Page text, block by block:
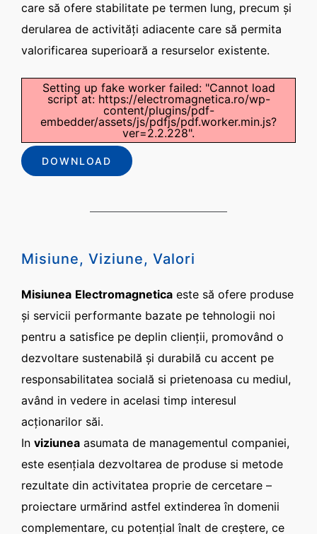
care să ofere stabilitate pe termen lung, precum şi
derularea de activităţi adiacente care să permita
valorificarea superioară a resurselor existente.
Setting up fake worker failed: "Cannot load
script at: https://electromagnetica.ro/wp-
content/plugins/pdf-
embedder/assets/js/pdfjs/pdf.worker.min.js?
ver=2.2.228".
DOWNLOAD
Misiune, Viziune, Valori
Misiunea Electromagneticaeste să ofere produse
și servicii performante bazate pe tehnologii noi
pentru a satisfice pe deplin clienţii, promovând o
dezvoltare sustenabilă și durabilă cu accent pe
responsabilitatea socială si prietenoasa cu mediul,
având in vedere in acelasi timp interesul
acționarilor săi.
In viziuneaasumata de managementul companiei,
este esenţiala dezvoltarea de produse si metode
rezultate din activitatea proprie de cercetare –
proiectare urmărind astfel extinderea în domenii
complementare, cu potenţial înalt de creştere, ce